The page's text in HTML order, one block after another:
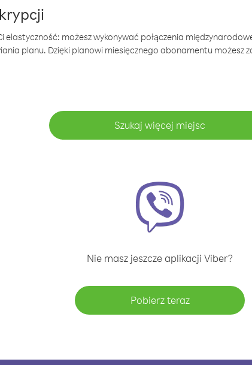
elastyczność: możesz wykonywać połączenia
planu. Dzięki planowi miesięcznego abonamentu możesz
Szukaj więcej miejsc
Nie masz jeszcze aplikacji Viber?
Pobierz teraz